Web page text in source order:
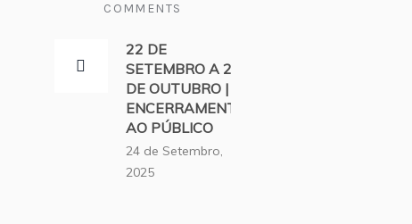
COMMENTS
22 DE
SETEMBRO A 20
DE OUTUBRO |
ENCERRAMENTO
AO PÚBLICO
24 de Setembro,
2025